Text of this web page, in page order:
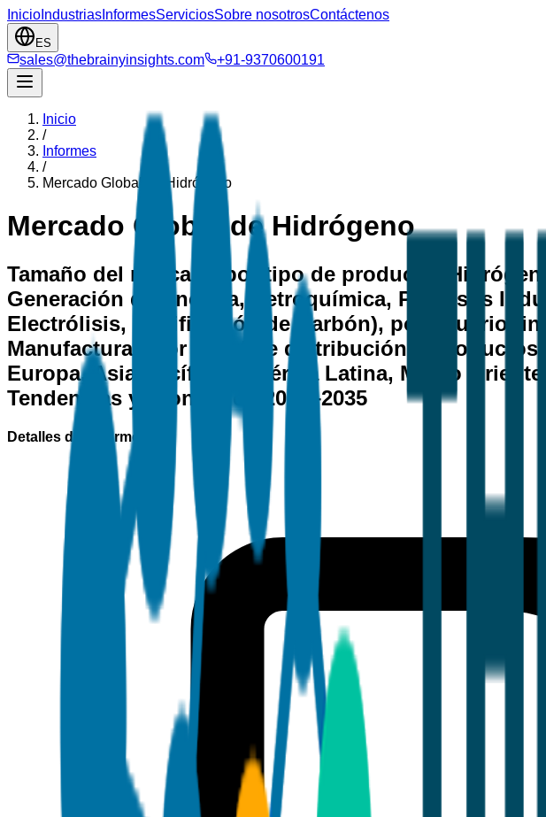
Inicio Industrias InformesServiciosSobre nosotrosContáctenos
ES
sales@thebrainyinsights.com +91-9370600191
Inicio
/
Informes
/
Mercado Global de Hidrógeno
Mercado Global de Hidrógeno
Tamaño del mercado por tipo de producto
Generación de Energía, Petroquímica, Procesos
Electrólisis, Gasificación de Carbón), por usuario
Manufactura), por canal de distribución
Europa, Asia-Pacífico, América Latina, Medio
Tendencias y Pronóstico 2026–2035
Detalles del informe